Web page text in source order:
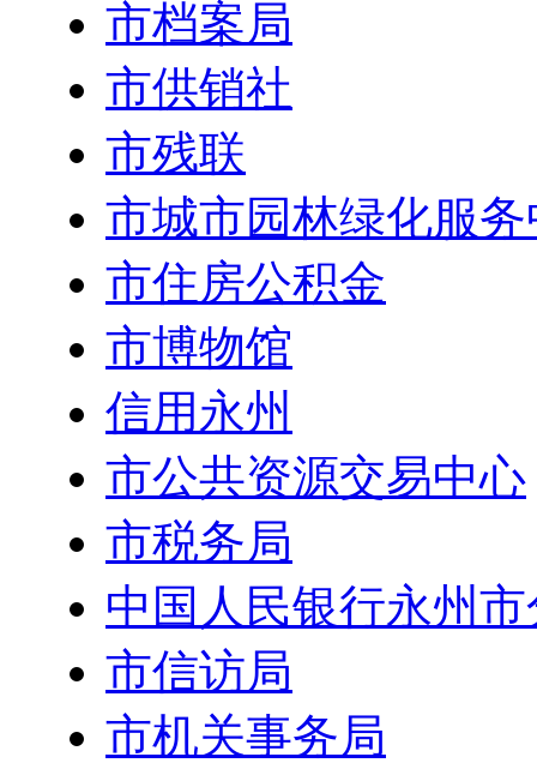
市档案局
市供销社
市残联
市城市园林绿化服
市住房公积金
市博物馆
信用永州
市公共资源交易中心
市税务局
中国人民银行永州
市信访局
市机关事务局